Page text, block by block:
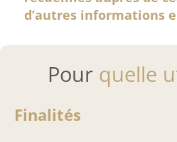
d’autres informations
Pour quelle
Finalités